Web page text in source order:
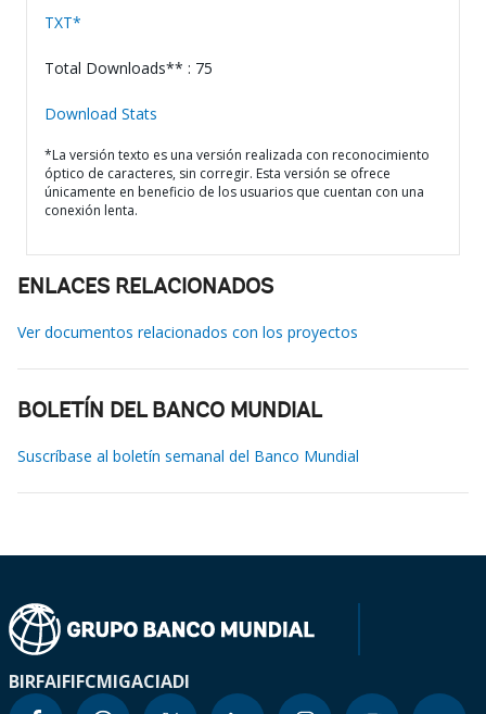
TXT*
Total Downloads** : 75
Download Stats
*La versión texto es una versión realizada con reconocimiento
óptico de caracteres, sin corregir. Esta versión se ofrece
únicamente en beneficio de los usuarios que cuentan con una
conexión lenta.
ENLACES RELACIONADOS
Ver documentos relacionados con los proyectos
BOLETÍN DEL BANCO MUNDIAL
Suscríbase al boletín semanal del Banco Mundial
BIRFAIFIFCMIGACIADI